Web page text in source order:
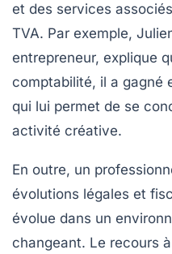
et des services
TVA. Par exemple,
entrepreneur, explique
comptabilité, il a gagné
qui lui permet de se
activité créative.
En outre, un
évolutions légales et
évolue dans un
changeant. Le recours